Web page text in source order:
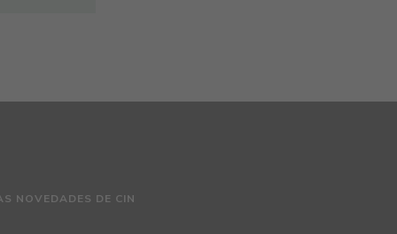
NOVEDADES DE CIN